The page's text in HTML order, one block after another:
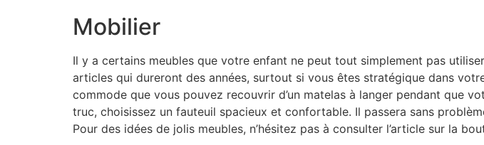
Mobilier
Il y a certains meubles que votre enfant ne peut tout simplement pas
articles qui dureront des années, surtout si vous êtes stratégique dans
commode que vous pouvez recouvrir d’un matelas à langer pendant que
truc, choisissez un fauteuil spacieux et confortable. Il passera sans
Pour des idées de jolis meubles, n’hésitez pas à consulter l’article sur la